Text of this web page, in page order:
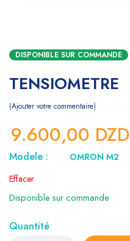
DISPONIBLE SUR COMMANDE
TENSIOMETRE
Ajouter votre commentaire
9.600,00 DZD
Modele :
Effacer
Disponible sur commande
Quantité